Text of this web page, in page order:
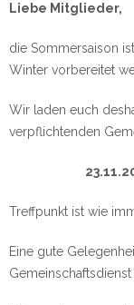
Liebe Mitglieder,
die Sommersaison
Winter vorbereitet
Wir laden euch
verpflichtenden
Treffpunkt ist wie
Eine gute